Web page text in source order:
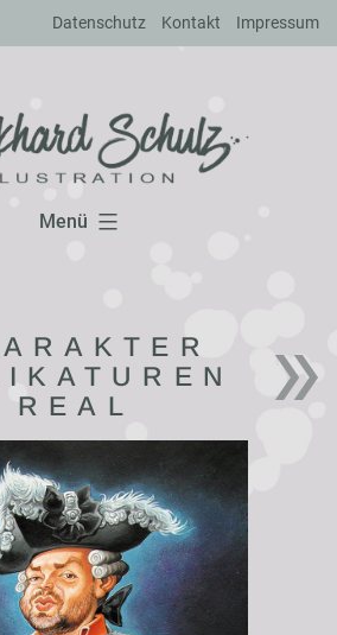
Datenschutz Kontakt Impressum
Menü
REAL